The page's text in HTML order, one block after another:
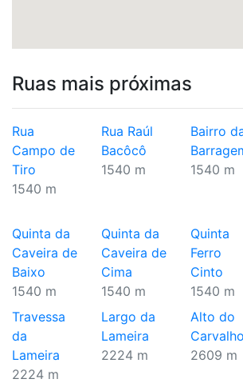
Ruas mais próximas
Rua
Campo de
Tiro
1540 m
Rua Raúl
Bacôcô
1540 m
Bairro
1540 m
Quinta da
Caveira de
Baixo
1540 m
Quinta da
Caveira de
Cima
1540 m
Quinta
Ferro
Cinto
1540 m
Travessa
da
Lameira
2224 m
Largo da
Lameira
2224 m
Alto do
Carvalho
2609 m